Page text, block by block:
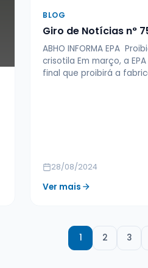
BLOG
Giro de Notícias n°
ABHO INFORMA EPA
crisotila Em março, a
final que proibirá a
28/08/2024
Ver mais
1 2 3